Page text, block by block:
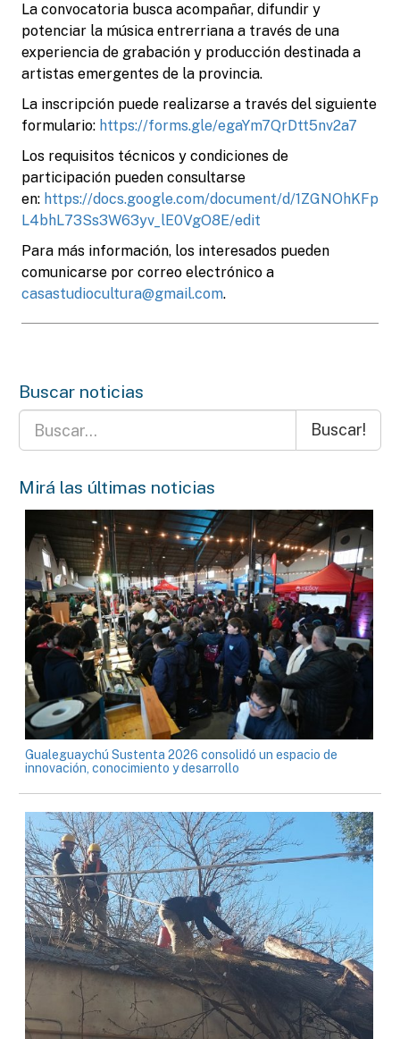
La convocatoria busca acompañar, difundir y
potenciar la música entrerriana a través de una
experiencia de grabación y producción destinada a
artistas emergentes de la provincia.
La inscripción puede realizarse a través del siguiente
formulario: https://forms.gle/egaYm7QrDtt5nv2a7
Los requisitos técnicos y condiciones de
participación pueden consultarse
en: https://docs.google.com/document/d/1ZGNOhKFp
L4bhL73Ss3W63yv_lE0VgO8E/edit
Para más información, los interesados pueden
comunicarse por correo electrónico a
casastudiocultura@gmail.com.
Buscar noticias
Buscar!
Mirá las últimas noticias
Gualeguaychú Sustenta 2026 consolidó un espacio de
innovación, conocimiento y desarrollo